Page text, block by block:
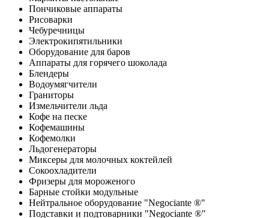
Пончиковые аппараты
Рисоварки
Чебуречницы
Электрокипятильники
Оборудование для баров
Аппараты для горячего шоколада
Блендеры
Водоумягчители
Граниторы
Измельчители льда
Кофе на песке
Кофемашины
Кофемолки
Льдогенераторы
Миксеры для молочных коктейлей
Сокоохладители
Фризеры для мороженого
Барные стойки модульные
Нейтральное оборудование "Negociante ®"
Подставки и подтоварники "Negociante ®"